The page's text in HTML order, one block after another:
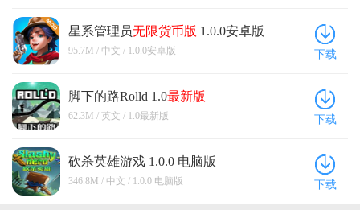
星系管理员无限货币版 1.0.0安卓版
95.7M / 中文 / 1.0.0安卓版 下载
脚下的路Rolld 1.0最新版
62.3M / 英文 / 1.0最新版 下载
砍杀英雄游戏 1.0.0 电脑版
346.8M / 中文 / 1.0.0 电脑版 下载